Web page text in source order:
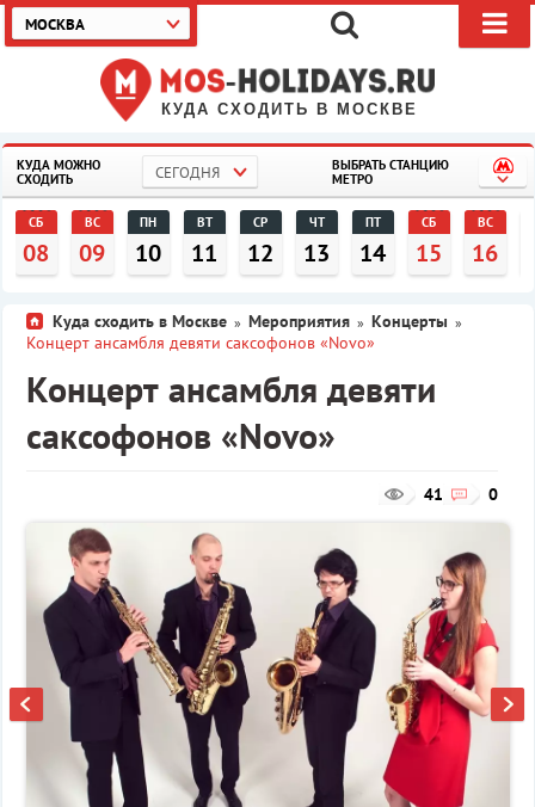
КУДА СХОДИТЬ В МОСКВЕ
МОСКВА
КУДА МОЖНО
СХОДИТЬ
СЕГОДНЯ
ВЫБРАТЬ СТАНЦИЮ
МЕТРО
СБ
08
ВС
09
ПН
10
ВТ
11
СР
12
ЧТ
13
ПТ
14
СБ
15
ВС
16
Куда сходить в Москве » Мероприятия » Концерты »
Концерт ансамбля девяти саксофонов «Novo»
Концерт ансамбля девяти
саксофонов «Novo»
0
41